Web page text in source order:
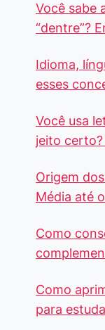
Você sabe
“dentre”?
Idioma,
esses
Você usa
jeito
Origem
Média até
Como
Como
para